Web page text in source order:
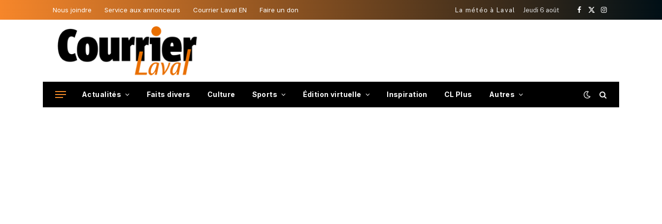
Nous joindre Service aux annonceurs Courrier Laval EN Faire un don La météo à Laval Jeudi 6 août
Facebook
X
Instagram
Actualités Faits divers Culture Sports Édition virtuelle Inspiration CL Plus Autres